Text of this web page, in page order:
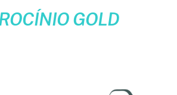
GOLD